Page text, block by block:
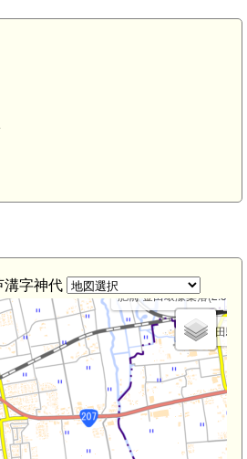
溝字神代
久保田駅
肥前 金田環濠集落(2.5km)
肥前 立石環濠集落(2.6km)
肥前 持永城(3.0km)